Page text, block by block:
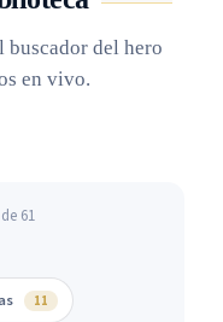
del hero
en vivo.
61
11